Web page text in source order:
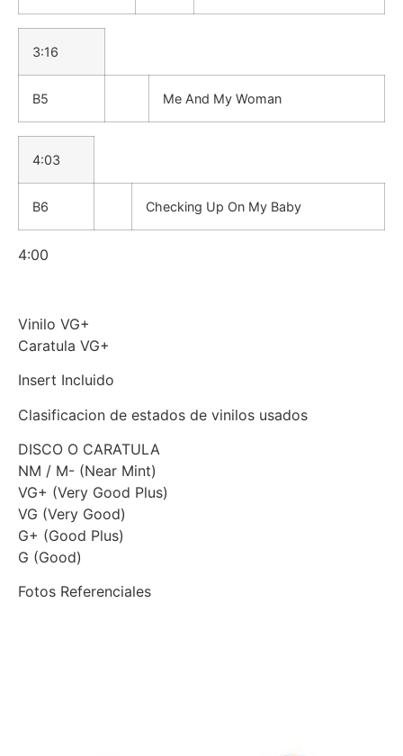
3:16
B5 Me And My Woman
4:03
B6 Checking Up On My Baby
4:00
Vinilo VG+
Caratula VG+
Insert Incluido
Clasificacion de estados de vinilos usados
DISCO O CARATULA
NM / M- (Near Mint)
VG+ (Very Good Plus)
VG (Very Good)
G+ (Good Plus)
G (Good)
Fotos Referenciales